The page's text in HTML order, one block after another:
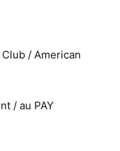
/ American
/ au PAY